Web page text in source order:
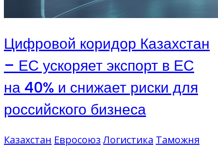
Цифровой коридор Казахстан
– ЕС ускоряет экспорт в ЕС
на 40% и снижает риски для
российского бизнеса
Казахстан Евросоюз Логистика Таможня